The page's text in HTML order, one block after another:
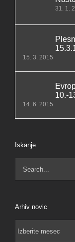
31. 1.
15. 3. 2015
10.-
14. 6. 2015
Iskanje
for:
Arhiv novic
novic